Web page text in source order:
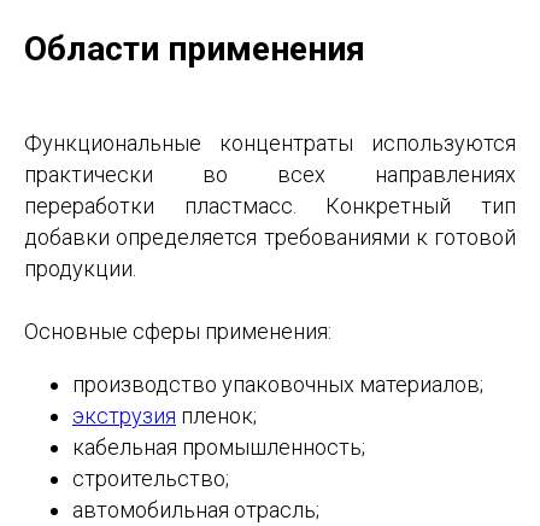
Области применения
Функциональные концентраты используются
практически во всех направлениях
переработки пластмасс. Конкретный тип
добавки определяется требованиями к готовой
продукции.
Основные сферы применения:
производство упаковочных материалов;
экструзия пленок;
кабельная промышленность;
строительство;
автомобильная отрасль;